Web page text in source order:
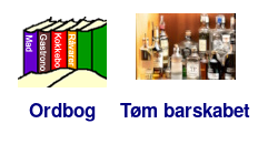
Ordbog Tøm barskabet